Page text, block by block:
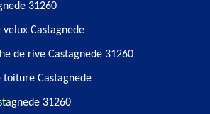
31260
Castagnede
de rive Castagnede 31260
toiture Castagnede
31260